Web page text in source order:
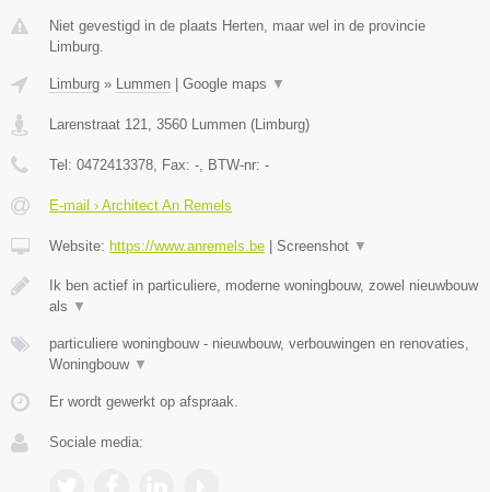
Niet gevestigd in de plaats Herten, maar wel in de provincie
Limburg.
Limburg » Lummen Google maps ▼
Larenstraat 121 3560 Lummen ( Limburg)
Tel: 0472413378 , Fax: - , BTW-nr: -
E-mail › Architect An Remels
Website: https://www.anremels.be Screenshot ▼
Ik ben actief in particuliere, moderne woningbouw, zowel nieuwbouw
als ▼
particuliere woningbouw - nieuwbouw, verbouwingen en renovaties,
Woningbouw ▼
Er wordt gewerkt op afspraak.
Sociale media: